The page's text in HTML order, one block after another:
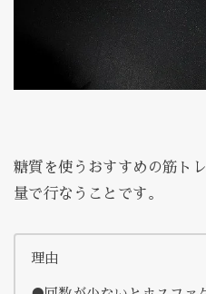
糖質を使うおすすめの筋ト
量で行なうことです。
理由